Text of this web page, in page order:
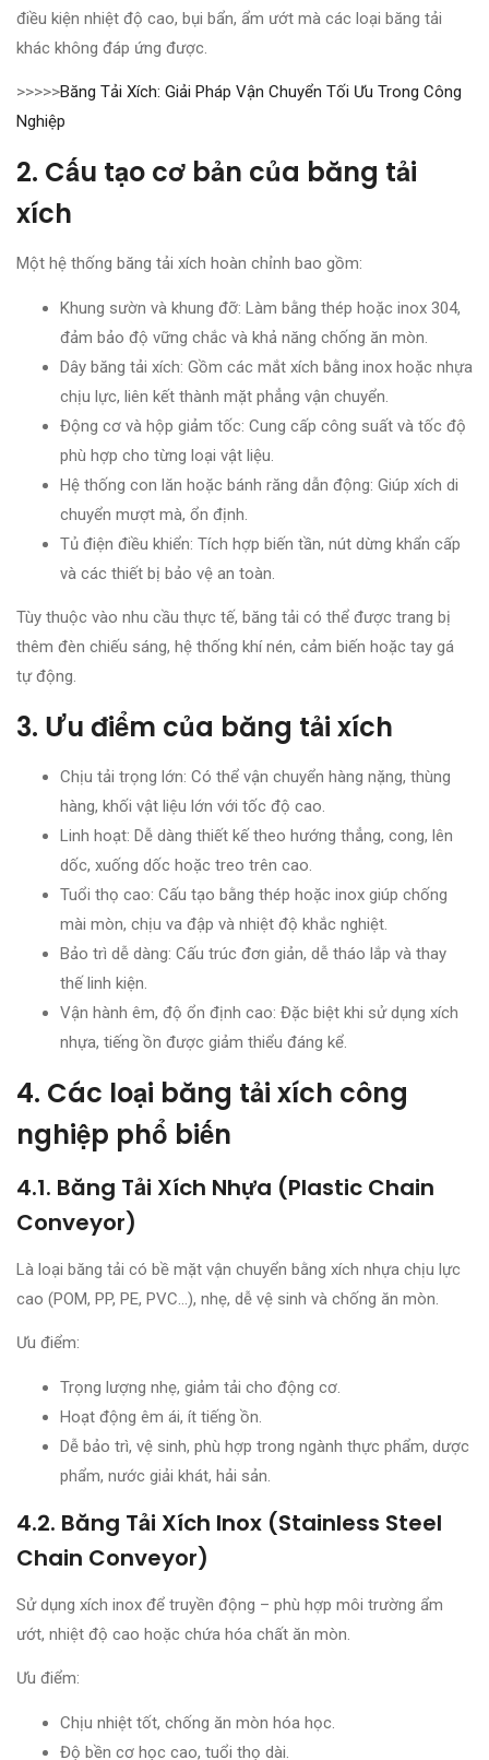
điều kiện nhiệt độ cao, bụi bẩn, ẩm ướt mà các loại băng tải
khác không đáp ứng được.
>>>>>Băng Tải Xích: Giải Pháp Vận Chuyển Tối Ưu Trong Công
Nghiệp
2. Cấu tạo cơ bản của băng tải
xích
Một hệ thống băng tải xích hoàn chỉnh bao gồm:
Khung sườn và khung đỡ: Làm bằng thép hoặc inox 304,
đảm bảo độ vững chắc và khả năng chống ăn mòn.
Dây băng tải xích: Gồm các mắt xích bằng inox hoặc nhựa
chịu lực, liên kết thành mặt phẳng vận chuyển.
Động cơ và hộp giảm tốc: Cung cấp công suất và tốc độ
phù hợp cho từng loại vật liệu.
Hệ thống con lăn hoặc bánh răng dẫn động: Giúp xích di
chuyển mượt mà, ổn định.
Tủ điện điều khiển: Tích hợp biến tần, nút dừng khẩn cấp
và các thiết bị bảo vệ an toàn.
Tùy thuộc vào nhu cầu thực tế, băng tải có thể được trang bị
thêm đèn chiếu sáng, hệ thống khí nén, cảm biến hoặc tay gá
tự động.
3. Ưu điểm của băng tải xích
Chịu tải trọng lớn: Có thể vận chuyển hàng nặng, thùng
hàng, khối vật liệu lớn với tốc độ cao.
Linh hoạt: Dễ dàng thiết kế theo hướng thẳng, cong, lên
dốc, xuống dốc hoặc treo trên cao.
Tuổi thọ cao: Cấu tạo bằng thép hoặc inox giúp chống
mài mòn, chịu va đập và nhiệt độ khắc nghiệt.
Bảo trì dễ dàng: Cấu trúc đơn giản, dễ tháo lắp và thay
thế linh kiện.
Vận hành êm, độ ổn định cao: Đặc biệt khi sử dụng xích
nhựa, tiếng ồn được giảm thiểu đáng kể.
4. Các loại băng tải xích công
nghiệp phổ biến
4.1. Băng Tải Xích Nhựa (Plastic Chain
Conveyor)
Là loại băng tải có bề mặt vận chuyển bằng xích nhựa chịu lực
cao (POM, PP, PE, PVC…), nhẹ, dễ vệ sinh và chống ăn mòn.
Ưu điểm:
Trọng lượng nhẹ, giảm tải cho động cơ.
Hoạt động êm ái, ít tiếng ồn.
Dễ bảo trì, vệ sinh, phù hợp trong ngành thực phẩm, dược
phẩm, nước giải khát, hải sản.
4.2. Băng Tải Xích Inox (Stainless Steel
Chain Conveyor)
Sử dụng xích inox để truyền động – phù hợp môi trường ẩm
ướt, nhiệt độ cao hoặc chứa hóa chất ăn mòn.
Ưu điểm:
Chịu nhiệt tốt, chống ăn mòn hóa học.
Độ bền cơ học cao, tuổi thọ dài.